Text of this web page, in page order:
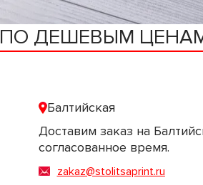
ПО ДЕШЕВЫМ
Балтийская
Доставим заказ на
согласованное время.
zakaz@stolitsaprint.ru